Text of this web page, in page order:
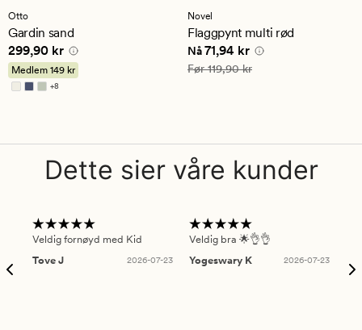
med
en
gjennomsnittlig
vurdering
på
4.5
Otto
Gardin sand
Pris 299,90 kr
299,90 kr
Medlem 149 kr
+8
Tilgjengelig i flere farger
med
en
gjennomsnittlig
vurdering
på
5
Novel
Flaggpynt multi rød
Nåværende pris
Nå71,94 kr
Vanlig pris 119,90 kr
Før119,90 kr
Dette sier våre kunder
Veldig fornøyd med Kid
Tove J
2026-07-23
Veldig bra 🌟👌👌
Yogeswary K
2026-07-23